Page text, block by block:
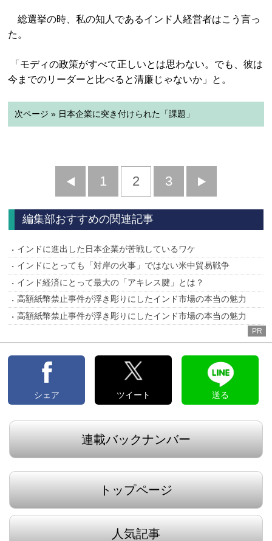
総選挙の時、私の知人であるインド人経営者はこう言っ
た。
「モディの政策がすべて正しいとは思わない。でも、彼は
今までのリーダーと比べると清廉じゃないか」と。
次ページ » 日本企業に突き付けられた「課題」
前
へ
1 2 3
へ
編集部おすすめの関連記事
インドに進出した日本企業が苦戦しているワケ
インドにとっても「対岸の火事」ではない米中貿易戦争
インド経済にとって最大の「アキレス腱」とは？
高額紙幣禁止事件が浮き彫りにしたインド市場の本当の魅力
高額紙幣禁止事件が浮き彫りにしたインド市場の本当の魅力
PR
シェア ツイート 送る
連載バックナンバー
トップページ
人気記事